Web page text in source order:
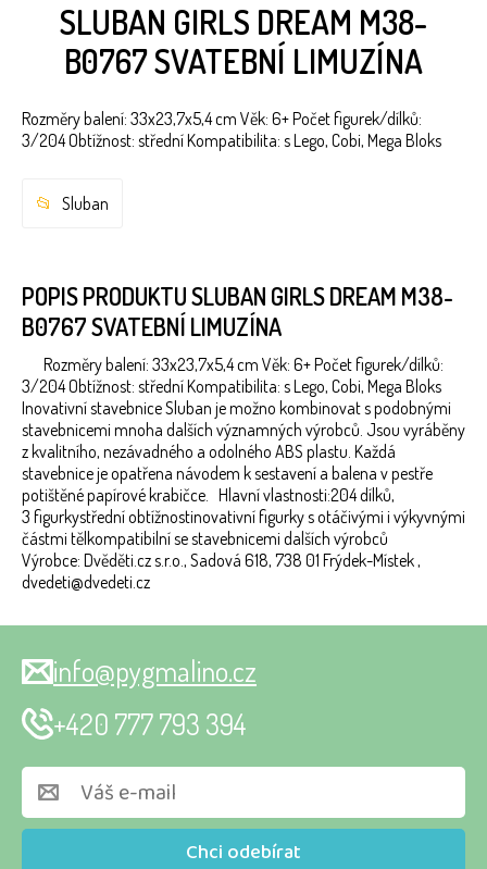
SLUBAN GIRLS DREAM M38-
B0767 SVATEBNÍ LIMUZÍNA
Rozměry balení: 33x23,7x5,4 cm Věk: 6+ Počet figurek/dílků:
3/204 Obtížnost: střední Kompatibilita: s Lego, Cobi, Mega Bloks
Sluban
POPIS PRODUKTU SLUBAN GIRLS DREAM M38-
B0767 SVATEBNÍ LIMUZÍNA
Rozměry balení: 33x23,7x5,4 cm Věk: 6+ Počet figurek/dílků:
3/204 Obtížnost: střední Kompatibilita: s Lego, Cobi, Mega Bloks
Inovativní stavebnice Sluban je možno kombinovat s podobnými
stavebnicemi mnoha dalších významných výrobců. Jsou vyráběny
z kvalitního, nezávadného a odolného ABS plastu. Každá
stavebnice je opatřena návodem k sestavení a balena v pestře
potištěné papírové krabičce. Hlavní vlastnosti:204 dílků,
3 figurkystřední obtížnostinovativní figurky s otáčivými i výkyvnými
částmi tělkompatibilní se stavebnicemi dalších výrobců
Výrobce: Dvěděti.cz s.r.o., Sadová 618, 738 01 Frýdek-Místek ,
dvedeti@dvedeti.cz
Chci odebírat
info@pygmalino.cz
+420 777 793 394